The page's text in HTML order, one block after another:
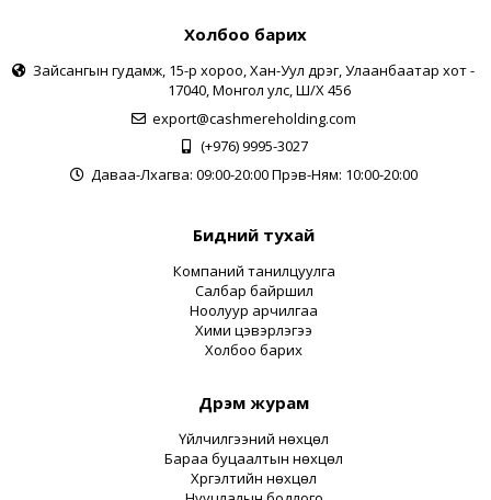
Холбоо барих
Зайсангын гудамж, 15-р хороо, Хан-Уул дүүрэг, Улаанбаатар хот -
17040, Монгол улс, Ш/Х 456
export@cashmereholding.com
(+976) 9995-3027
Даваа-Лхагва: 09:00-20:00 Пүрэв-Ням: 10:00-20:00
Бидний тухай
Компаний танилцуулга
Салбар байршил
Ноолуур арчилгаа
Хими цэвэрлэгээ
Холбоо барих
Дүрэм журам
Үйлчилгээний нөхцөл
Бараа буцаалтын нөхцөл
Хүргэлтийн нөхцөл